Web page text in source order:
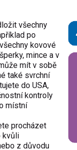
všechny
po
kovové
mince a v
mít v sobě
také svrchní
do USA,
kontroly
místní
procházet
kvůli
z důvodu